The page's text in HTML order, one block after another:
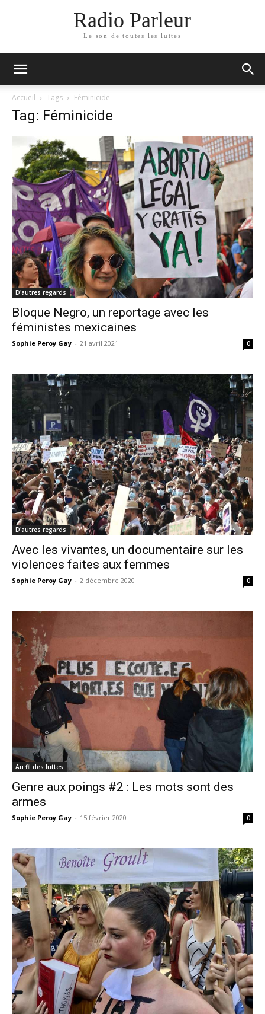
Radio Parleur
Le son de toutes les luttes
Accueil Tags Féminicide
Tag: Féminicide
D'autres regards
Bloque Negro, un reportage avec les
féministes mexicaines
Sophie Peroy Gay - 21 avril 2021 0
D'autres regards
Avec les vivantes, un documentaire sur les
violences faites aux femmes
Sophie Peroy Gay - 2 décembre 2020 0
Au fil des luttes
Genre aux poings #2 : Les mots sont des
armes
Sophie Peroy Gay - 15 février 2020 0